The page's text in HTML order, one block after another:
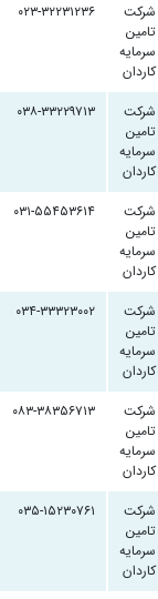
شرکت
تامین
سرمایه
کاردان
۰۲۳-۳۲۲۳۱۲۳۶
شرکت
تامین
سرمایه
کاردان
۰۳۸-۳۳۲۲۹۷۱۳
شرکت
تامین
سرمایه
کاردان
۰۳۱-۵۵۴۵۳۶۱۴
شرکت
تامین
سرمایه
کاردان
۰۳۴-۳۳۳۲۳۰۰۲
شرکت
تامین
سرمایه
کاردان
۰۸۳-۳۸۳۵۶۷۱۳
شرکت
تامین
سرمایه
کاردان
۰۳۵-۱۵۲۳۰۷۶۱